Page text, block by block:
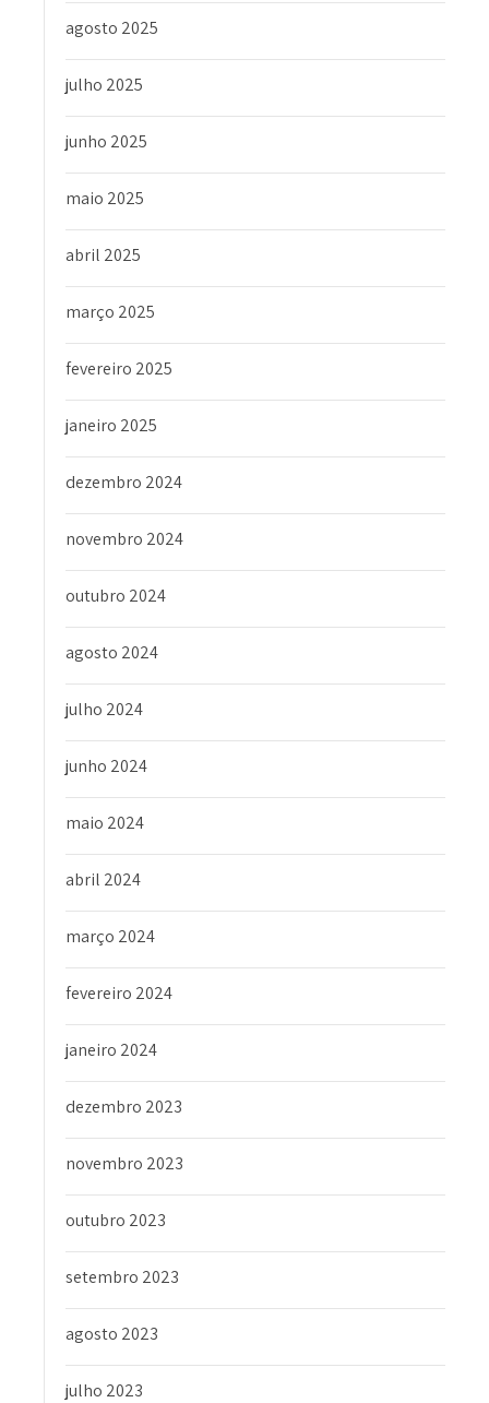
agosto 2025
julho 2025
junho 2025
maio 2025
abril 2025
março 2025
fevereiro 2025
janeiro 2025
dezembro 2024
novembro 2024
outubro 2024
agosto 2024
julho 2024
junho 2024
maio 2024
abril 2024
março 2024
fevereiro 2024
janeiro 2024
dezembro 2023
novembro 2023
outubro 2023
setembro 2023
agosto 2023
julho 2023